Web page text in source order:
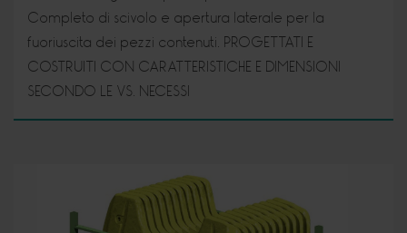
Completo di scivolo e apertura laterale per la
fuoriuscita dei pezzi contenuti. PROGETTATI E
COSTRUITI CON CARATTERISTICHE E DIMENSIONI
SECONDO LE VS. NECESSI